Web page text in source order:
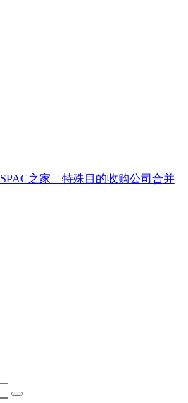
SPAC之家 – 特殊目的收购公司合并